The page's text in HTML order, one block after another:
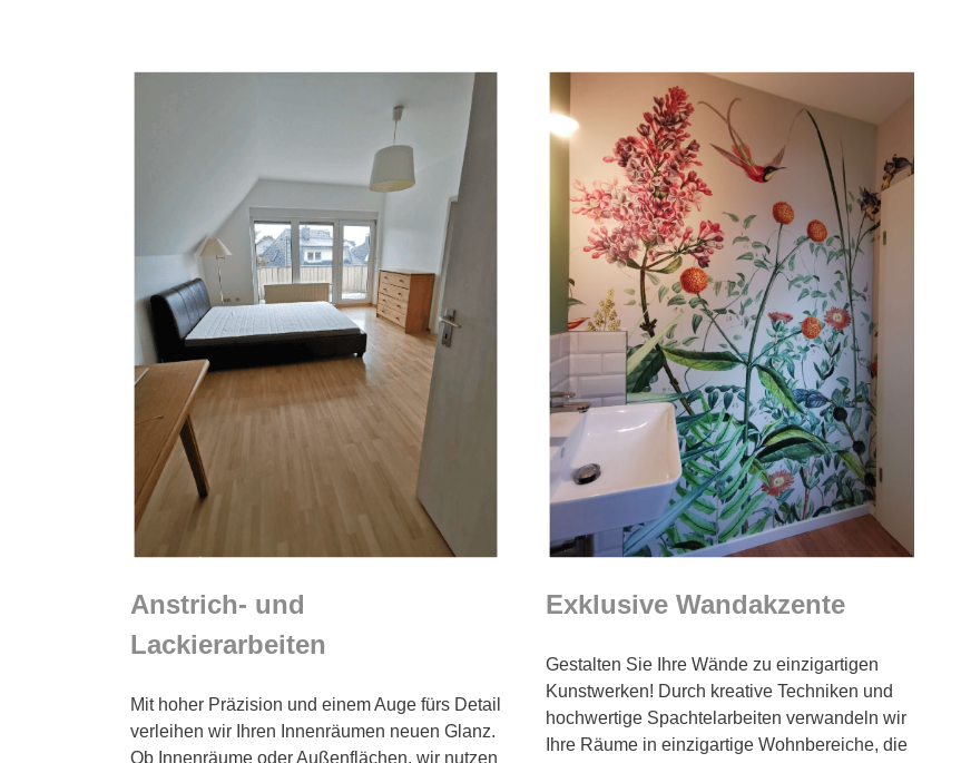
Anstrich- und
Lackierarbeiten
Mit hoher Präzision und einem Auge fürs Detail
verleihen wir Ihren Innenräumen neuen Glanz.
Ob Innenräume oder Außenflächen, wir nutzen
Exklusive Wandakzente
Gestalten Sie Ihre Wände zu einzigartigen
Kunstwerken! Durch kreative Techniken und
hochwertige Spachtelarbeiten verwandeln wir
Ihre Räume in einzigartige Wohnbereiche, die